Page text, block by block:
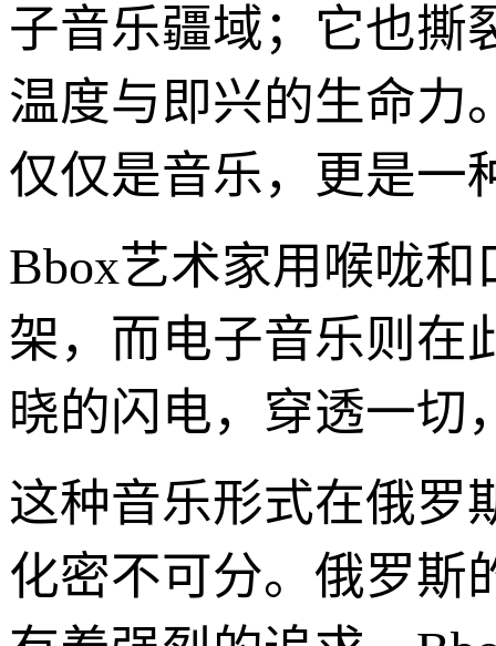
子音乐疆域；它也撕
温度与即兴的生命力
仅仅是音乐，更是一
Bbox艺术家用喉咙
架，而电子音乐则在
晓的闪电，穿透一切
这种音乐形式在俄罗
化密不可分。俄罗斯